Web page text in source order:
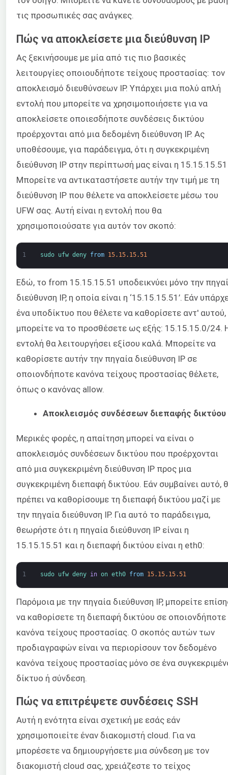
τις προσωπικές σας ανάγκες.
Πώς να αποκλείσετε μια διεύθυνση IP
Ας ξεκινήσουμε με μία από τις πιο βασικές
λειτουργίες οποιουδήποτε τείχους προστασίας: τον
αποκλεισμό διευθύνσεων IP. Υπάρχει μια πολύ απλή
εντολή που μπορείτε να χρησιμοποιήσετε για να
αποκλείσετε οποιεσδήποτε συνδέσεις δικτύου
προέρχονται από μια δεδομένη διεύθυνση IP. Ας
υποθέσουμε, για παράδειγμα, ότι η συγκεκριμένη
διεύθυνση IP στην περίπτωσή μας είναι η
Μπορείτε να αντικαταστήσετε αυτήν την τιμή με τη
διεύθυνση IP που θέλετε να αποκλείσετε μέσω του
UFW σας. Αυτή είναι η εντολή που θα
χρησιμοποιούσατε για αυτόν τον σκοπό:
1 sudo ufw deny from 15.15.15.51
Εδώ, το from 15.15.15.51 υποδεικνύει μόνο την
διεύθυνση IP, η οποία είναι η ‘15.15.15.51’. Εάν
ένα υποδίκτυο που θέλετε να καθορίσετε αντ' αυτού,
μπορείτε να το προσθέσετε ως εξής: 15.15.15.0/24.
εντολή θα λειτουργήσει εξίσου καλά. Μπορείτε να
καθορίσετε αυτήν την πηγαία διεύθυνση IP σε
οποιονδήποτε κανόνα τείχους προστασίας θέλετε,
όπως ο κανόνας allow.
Αποκλεισμός συνδέσεων διεπαφής δικτύου
Μερικές φορές, η απαίτηση μπορεί να είναι ο
αποκλεισμός συνδέσεων δικτύου που προέρχονται
από μια συγκεκριμένη διεύθυνση IP προς μια
συγκεκριμένη διεπαφή δικτύου. Εάν συμβαίνει αυτό,
πρέπει να καθορίσουμε τη διεπαφή δικτύου μαζί με
την πηγαία διεύθυνση IP. Για αυτό το παράδειγμα,
θεωρήστε ότι η πηγαία διεύθυνση IP είναι η
15.15.15.51 και η διεπαφή δικτύου είναι η eth0:
1 sudo ufw deny in on eth0 from 15.15.15.51
Παρόμοια με την πηγαία διεύθυνση IP, μπορείτε
να καθορίσετε τη διεπαφή δικτύου σε οποιονδήποτε
κανόνα τείχους προστασίας. Ο σκοπός αυτών των
προδιαγραφών είναι να περιορίσουν τον δεδομένο
κανόνα τείχους προστασίας μόνο σε ένα
δίκτυο ή σύνδεση.
Πώς να επιτρέψετε συνδέσεις SSH
Αυτή η ενότητα είναι σχετική με εσάς εάν
χρησιμοποιείτε έναν διακομιστή cloud. Για να
μπορέσετε να δημιουργήσετε μια σύνδεση με τον
διακομιστή cloud σας, χρειάζεστε το τείχος